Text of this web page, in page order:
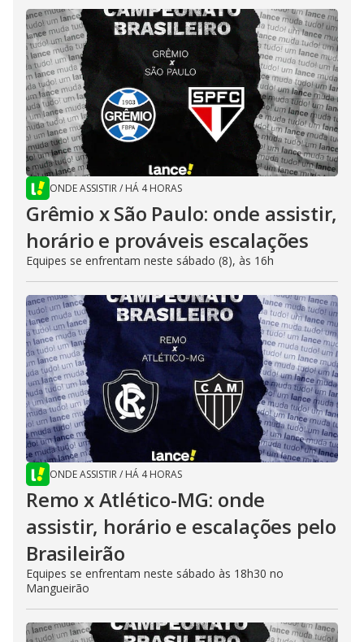
ONDE ASSISTIR/ HÁ 4 HORAS
Grêmio x São Paulo: onde assistir,
horário e prováveis escalações
Equipes se enfrentam neste sábado (8), às 16h
ONDE ASSISTIR/ HÁ 4 HORAS
Remo x Atlético-MG: onde
assistir, horário e escalações pelo
Brasileirão
Equipes se enfrentam neste sábado às 18h30 no
Mangueirão